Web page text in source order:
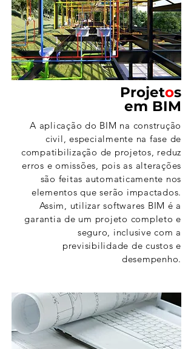
Projetos
em BIM
A aplicação do BIM na construção
civil, especialmente na fase de
compatibilização de projetos, reduz
erros e omissões, pois as alterações
são feitas automaticamente nos
elementos que serão impactados.
Assim, utilizar softwares BIM é a
garantia de um projeto completo e
seguro, inclusive com a
previsibilidade de custos e
desempenho.